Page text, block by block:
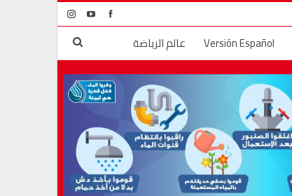
Versión Español
عالم الرياضة
الجريمة والعقاب
قضايا المجتمع